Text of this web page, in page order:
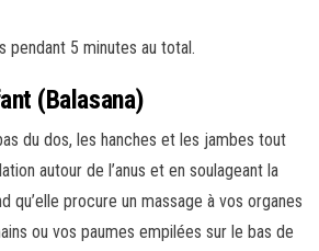
pendant 5 minutes au total.
(Balasana)
du dos, les hanches et les jambes tout
autour de l’anus et en soulageant la
qu’elle procure un massage à vos organes
ou vos paumes empilées sur le bas de